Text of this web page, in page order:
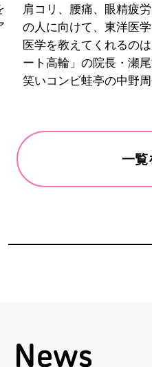
肩コリ、腰痛、眼精疲
の人に向けて、東洋医
医学を教えてくれるの
ート高輪」の院長・瀬
笑いコンビ蛙亭の中野周
一覧